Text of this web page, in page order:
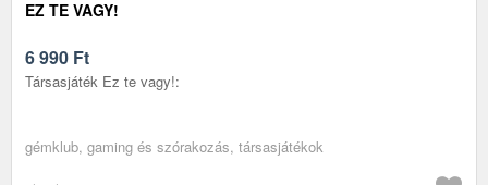
EZ TE VAGY!
6 990 Ft
Társasjáték Ez te vagy!:
gémklub, gaming és szórakozás, társasjátékok